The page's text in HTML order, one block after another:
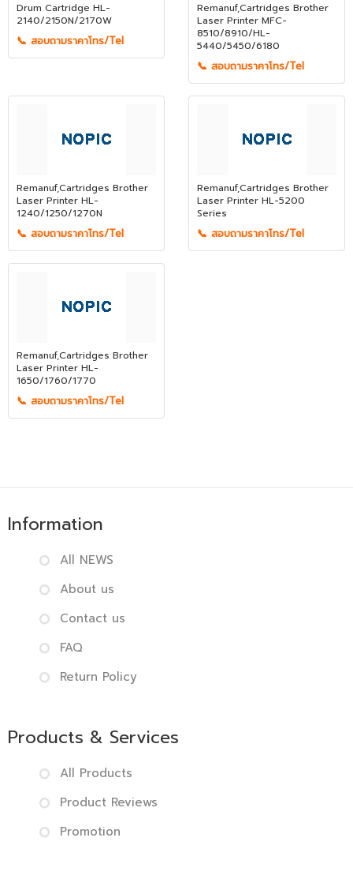
Drum Cartridge HL-
2140/2150N/2170W
📞 สอบถามราคาโทร/Tel
Remanuf,Cartridges Brother
Laser Printer MFC-
8510/8910/HL-
5440/5450/6180
📞 สอบถามราคาโทร/Tel
Remanuf,Cartridges Brother
Laser Printer HL-
1240/1250/1270N
📞 สอบถามราคาโทร/Tel
Remanuf,Cartridges Brother
Laser Printer HL-5200
Series
📞 สอบถามราคาโทร/Tel
Remanuf,Cartridges Brother
Laser Printer HL-
1650/1760/1770
📞 สอบถามราคาโทร/Tel
Information
All NEWS
About us
Contact us
FAQ
Return Policy
Products & Services
All Products
Product Reviews
Promotion